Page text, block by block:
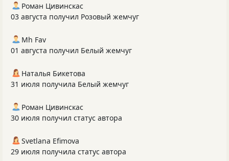
Роман Цивинскас
03 августа получил Розовый жемчуг
Mh Fav
01 августа получил Белый жемчуг
Наталья Бикетова
31 июля получила Белый жемчуг
Роман Цивинскас
30 июля получил статус автора
Svetlana Efimova
29 июля получила статус автора